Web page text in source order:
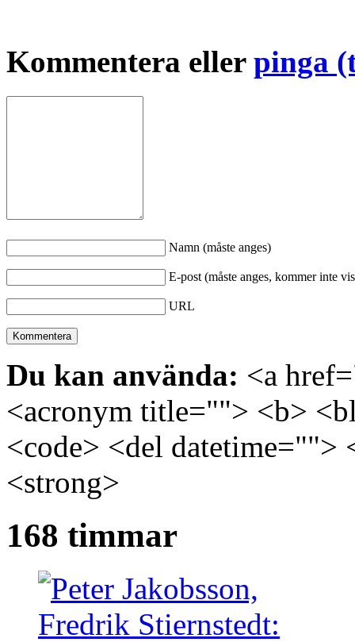
Kommentera eller pinga
Namn (måste anges)
E-post (måste anges, kommer inte
URL
Du kan använda: <a
<acronym title=""> <b>
<code> <del
<strong>
168 timmar